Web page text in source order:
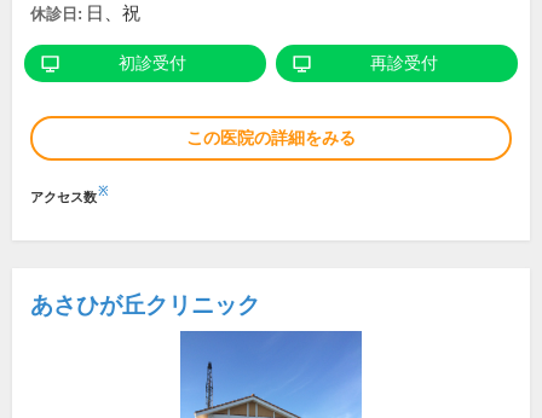
休診日: 日、祝
初診受付 再診受付
この医院の詳細をみる
アクセス数※
あさひが丘クリニック